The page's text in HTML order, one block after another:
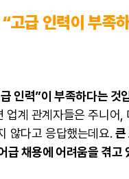
고급 인력이 부족
인력”이 부족하다는 것
업계 관계자들은 주니어,
않다고 응답했는데요. 큰
급 채용에 어려움을 겪고